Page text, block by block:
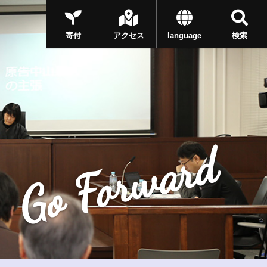
検索
language
アクセス
寄付
Go Forward